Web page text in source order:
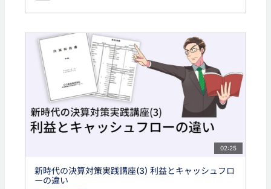
02:25
新時代の決算対策実践講座(3) 利益とキャッシュフロ
ーの違い